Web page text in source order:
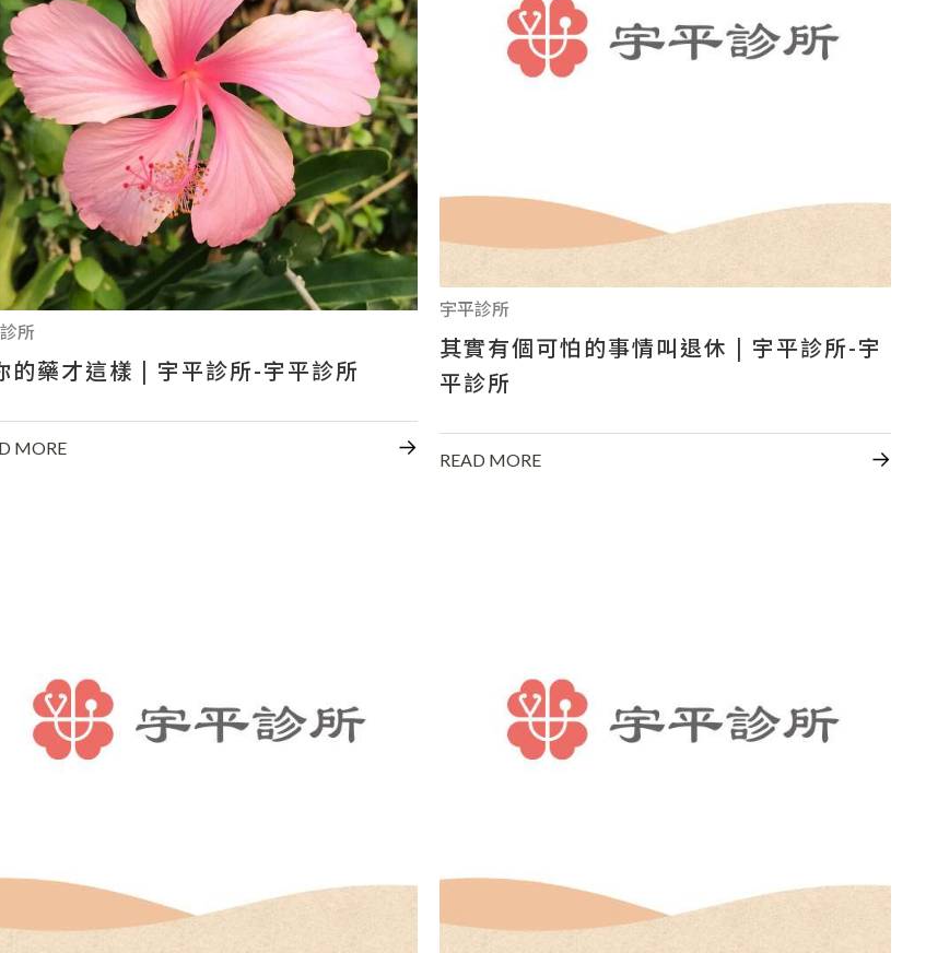
影音專區
+886-7-334-2608
所
的藥才這樣 | 宇平診所-宇平診所
MORE
宇平診所
其實有個可怕的事情叫退休 | 宇平診所-宇
平診所
READ MORE